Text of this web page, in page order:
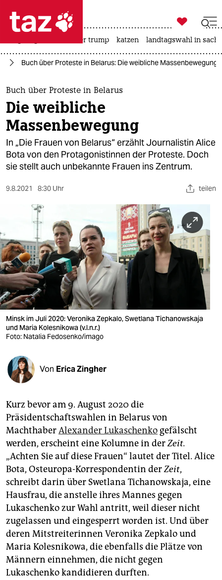
 taz zahl ich
taz zahl ich
themen
politik
öko
gesellschaft
nord
wahrheit
verlag
verlag
veranstaltungen
fragen & hilfe
abo
genossenschaft
epaper login

taz zahl ich
usa unter trump katzen landtagswahl in
Buch über Proteste in Belarus: Die weibliche Massenbewegung
Buch über Proteste in Belarus
Die weibliche
Massenbewegung
In „Die Frauen von Belarus“ erzählt Journalistin Alice
Bota von den Protagonistinnen der Proteste. Doch
sie stellt auch unbekannte Frauen ins Zentrum.
9.8.2021 8:30 Uhr teilen
Minsk im Juli 2020: Veronika Zepkalo, Swetlana Tichanowskaja
und Maria Kolesnikowa (v.l.n.r.)
Foto: Natalia Fedosenko/imago
Von Erica Zingher
Kurz bevor am 9. August 2020 die
Präsidentschaftswahlen in Belarus von
MachthaberAlexander Lukaschenko gefälscht
werden, erscheint eine Kolumne in derZeit.
„Achten Sie auf diese Frauen“ lautet der Titel. Alice
Bota, Osteuropa-Korrespondentin derZeit,
schreibt darin über Swetlana Tichanowskaja, eine
Hausfrau, die anstelle ihres Mannes gegen
Lukaschenko zur Wahl antritt, weil dieser nicht
zugelassen und eingesperrt worden ist. Und über
deren Mitstreiterinnen Veronika Zepkalo und
Maria Kolesnikowa, die ebenfalls die Plätze von
Männern einnehmen, die nicht gegen
Lukaschenko kandidieren durften.